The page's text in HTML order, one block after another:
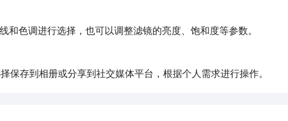
择保存到相册或分享到社交媒体平台，根据个人需求进行操作。